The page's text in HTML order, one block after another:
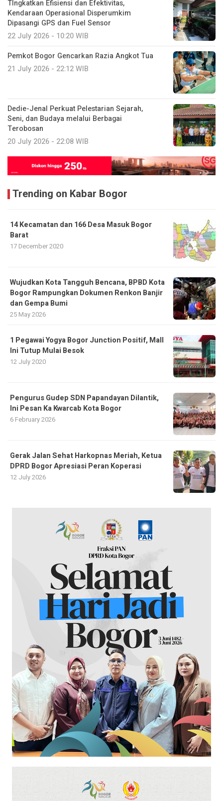
TIngkatkan Efisiensi dan Efektivitas,
Kendaraan Operasional Disperumkim
Dipasangi GPS dan Fuel Sensor
22 July 2026 - 10:20 WIB
Pemkot Bogor Gencarkan Razia Angkot Tua
21 July 2026 - 22:12 WIB
Dedie-Jenal Perkuat Pelestarian Sejarah,
Seni, dan Budaya melalui Berbagai
Terobosan
20 July 2026 - 22:08 WIB
Trending on Kabar Bogor
14 Kecamatan dan 166 Desa Masuk Bogor
Barat
17 December 2020
​Wujudkan Kota Tangguh Bencana, BPBD Kota
Bogor Rampungkan Dokumen Renkon Banjir
dan Gempa Bumi
25 May 2026
1 Pegawai Yogya Bogor Junction Positif, Mall
Ini Tutup Mulai Besok
12 July 2020
Pengurus Gudep SDN Papandayan Dilantik,
Ini Pesan Ka Kwarcab Kota Bogor
6 February 2026
Gerak Jalan Sehat Harkopnas Meriah, Ketua
DPRD Bogor Apresiasi Peran Koperasi
12 July 2026